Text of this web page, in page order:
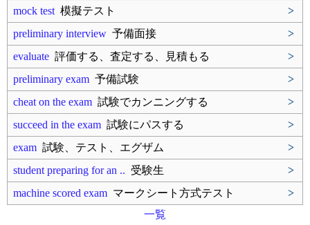
mock test 模擬テスト
>
preliminary interview 予備面接
>
evaluate 評価する、査定する、見積もる
>
preliminary exam 予備試験
>
cheat on the exam 試験でカンニングする
>
succeed in the exam 試験にパスする
>
exam 試験、テスト、エグザム
>
student preparing for an .. 受験生
>
machine scored exam マークシート方式テスト
>
一覧